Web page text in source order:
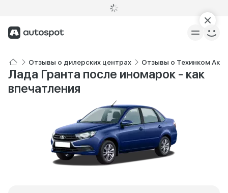
Отзывы о дилерских центрах Отзывы о Техинком
Лада Гранта после иномарок - как
впечатления